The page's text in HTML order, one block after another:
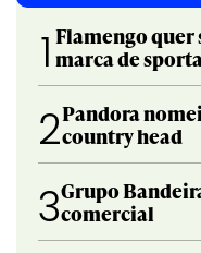
1 Flamengo
marca de
2Pandora
country head
3Grupo
comercial